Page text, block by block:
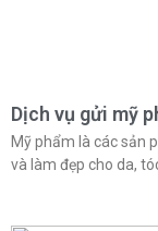
Dịch vụ gửi mỹ
Mỹ phẩm là các sản
và làm đẹp cho da,